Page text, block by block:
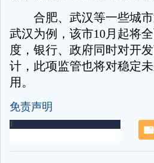
合肥、武汉等一些城市
武汉为例，该市10月起将
度，银行、政府同时对开
计，此项监管也将对稳定
用。
免责声明
-